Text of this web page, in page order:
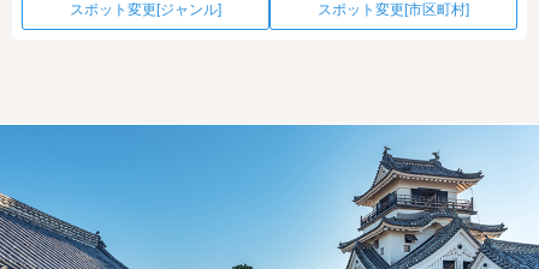
スポット変更[ジャンル] スポット変更[市区町村]